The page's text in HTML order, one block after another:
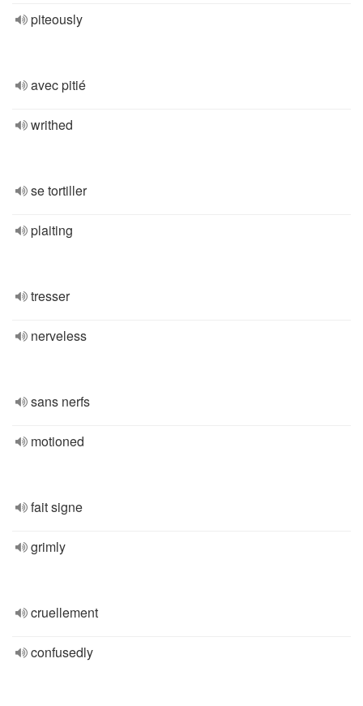
piteously
avec pitié
writhed
se tortiller
plaiting
tresser
nerveless
sans nerfs
motioned
fait signe
grimly
cruellement
confusedly